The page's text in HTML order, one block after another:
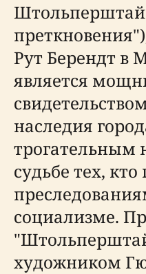
Рут Берендт в
является
наследия
трогательным
судьбе тех, кто
социализме.
художником